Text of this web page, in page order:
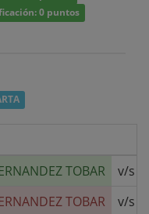
0 puntos
TOBAR v/s
TOBAR v/s